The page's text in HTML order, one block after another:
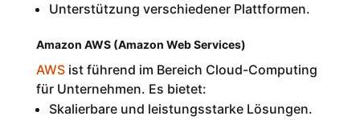
Unterstützung verschiedener Plattformen.
Amazon AWS (Amazon Web Services)
AWSist führend im Bereich Cloud-Computing
für Unternehmen. Es bietet:
Skalierbare und leistungsstarke Lösungen.